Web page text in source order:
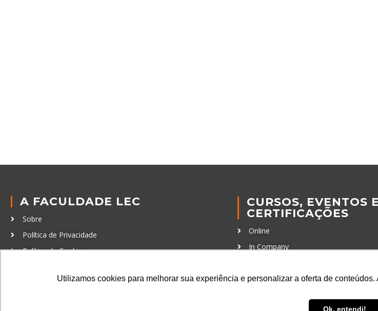
Utilizamos cookies para melhorar sua experiência e personalizar a oferta de
Ok, entendi!
A FACULDADE LEC
Sobre
Política de Privacidade
Política de Cookies
Política Anticorrupção
CURSOS, EVENTOS E
CERTIFICAÇÕES
Online
In Company
Certificações